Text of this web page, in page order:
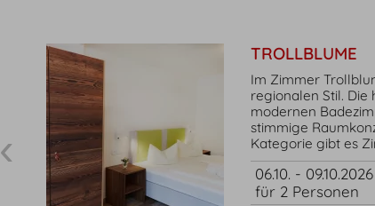
TROLLBLUME
Im Zimmer
regionalen Stil. Die
modernen
stimmige
Kategorie gibt es
06.10. -
für 2 Personen